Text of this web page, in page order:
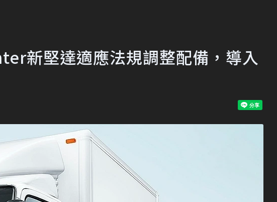
新堅達適應法規調整配備，導入